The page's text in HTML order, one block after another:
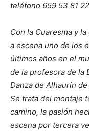
teléfono 659 53 81 22
Con la Cuaresma y
a escena uno de los
últimos años en el
de la profesora de la
Danza de Alhaurín
Se trata del montaje
camino, la pasión
escena por tercera